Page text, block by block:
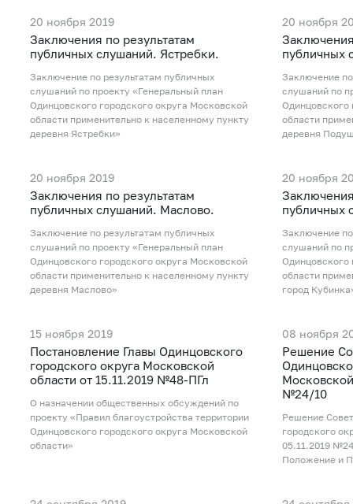
20 ноября 2019
Заключения по результатам
публичных слушаний. Ястребки.
Заключение по результатам публичных
слушаний по проекту «Генеральный план
Одинцовского городского округа Московской
области применительно к населенному пункту
деревня Ястребки»
20 ноября
публичных
Заключение
слушаний по
Одинцовского
области
деревня
20 ноября 2019
Заключения по результатам
публичных слушаний. Маслово.
Заключение по результатам публичных
слушаний по проекту «Генеральный план
Одинцовского городского округа Московской
области применительно к населенному пункту
деревня Маслово»
20 ноября
публичных
Заключение
слушаний по
Одинцовского
области
город
15 ноября 2019
Постановление Главы Одинцовского
городского округа Московской
области от 15.11.2019 №48-ПГл
О назначении общественных обсуждений по
проекту «Правил благоустройства территории
Одинцовского городского округа Московской
области»
08 ноября
Рeшение
№24/10
Рeшение
городского
05.11.2019
Положение и